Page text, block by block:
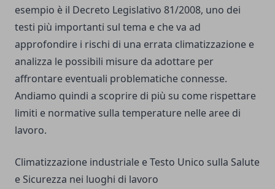
esempio è il Decreto Legislativo 81/2008, uno dei
testi più importanti sul tema e che va ad
approfondire i rischi di una errata climatizzazione e
analizza le possibili misure da adottare per
affrontare eventuali problematiche connesse.
Andiamo quindi a scoprire di più su come rispettare
limiti e normative sulla temperature nelle aree di
lavoro.
Climatizzazione industriale e Testo Unico sulla Salute
e Sicurezza nei luoghi di lavoro